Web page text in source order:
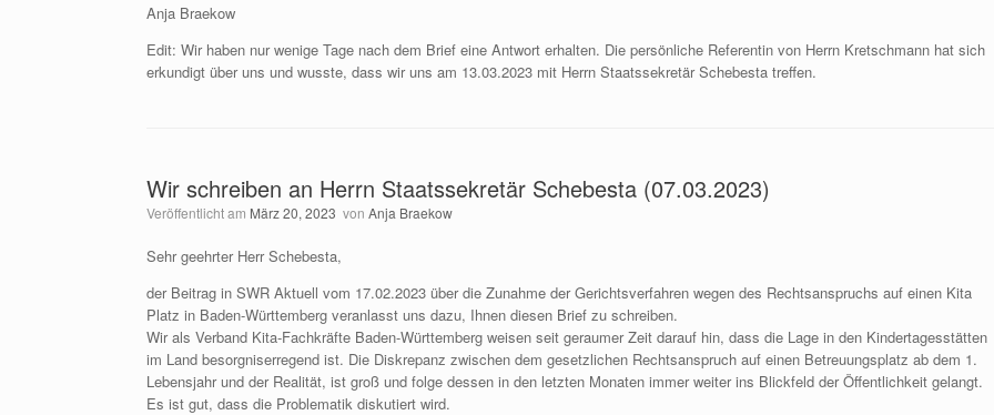
Anja Braekow
Edit: Wir haben nur wenige Tage nach dem Brief eine Antwort erhalten. Die persönliche Referentin von Herrn Kretschmann hat sich
erkundigt über uns und wusste, dass wir uns am 13.03.2023 mit Herrn Staatssekretär Schebesta treffen.
Wir schreiben an Herrn Staatssekretär Schebesta (07.03.2023)
Veröffentlicht am März 20, 2023 von Anja Braekow
Sehr geehrter Herr Schebesta,
der Beitrag in SWR Aktuell vom 17.02.2023 über die Zunahme der Gerichtsverfahren wegen des Rechtsanspruchs auf einen Kita
Platz in Baden-Württemberg veranlasst uns dazu, Ihnen diesen Brief zu schreiben.
Wir als Verband Kita-Fachkräfte Baden-Württemberg weisen seit geraumer Zeit darauf hin, dass die Lage in den Kindertagesstätten
im Land besorgniserregend ist. Die Diskrepanz zwischen dem gesetzlichen Rechtsanspruch auf einen Betreuungsplatz ab dem 1.
Lebensjahr und der Realität, ist groß und folge dessen in den letzten Monaten immer weiter ins Blickfeld der Öffentlichkeit gelangt.
Es ist gut, dass die Problematik diskutiert wird.